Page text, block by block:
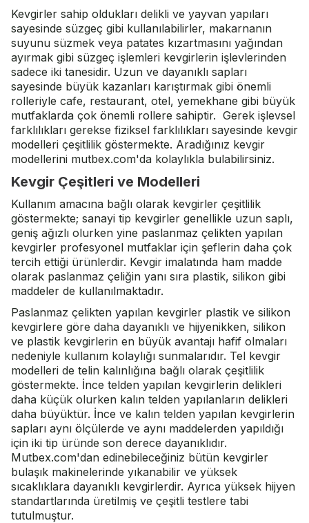
Kevgirler sahip oldukları delikli ve yayvan yapıları
sayesinde süzgeç gibi kullanılabilirler, makarnanın
suyunu süzmek veya patates kızartmasını yağından
ayırmak gibi süzgeç işlemleri kevgirlerin işlevlerinden
sadece iki tanesidir. Uzun ve dayanıklı sapları
sayesinde büyük kazanları karıştırmak gibi önemli
rolleriyle cafe, restaurant, otel, yemekhane gibi büyük
mutfaklarda çok önemli rollere sahiptir. Gerek işlevsel
farklılıkları gerekse fiziksel farklılıkları sayesinde kevgir
modelleri çeşitlilik göstermekte. Aradığınız kevgir
modellerini mutbex.com'da kolaylıkla bulabilirsiniz.
Kevgir Çeşitleri ve Modelleri
Kullanım amacına bağlı olarak kevgirler çeşitlilik
göstermekte; sanayi tip kevgirler genellikle uzun saplı,
geniş ağızlı olurken yine paslanmaz çelikten yapılan
kevgirler profesyonel mutfaklar için şeflerin daha çok
tercih ettiği ürünlerdir. Kevgir imalatında ham madde
olarak paslanmaz çeliğin yanı sıra plastik, silikon gibi
maddeler de kullanılmaktadır.
Paslanmaz çelikten yapılan kevgirler plastik ve silikon
kevgirlere göre daha dayanıklı ve hijyenikken, silikon
ve plastik kevgirlerin en büyük avantajı hafif olmaları
nedeniyle kullanım kolaylığı sunmalarıdır. Tel kevgir
modelleri de telin kalınlığına bağlı olarak çeşitlilik
göstermekte. İnce telden yapılan kevgirlerin delikleri
daha küçük olurken kalın telden yapılanların delikleri
daha büyüktür. İnce ve kalın telden yapılan kevgirlerin
sapları aynı ölçülerde ve aynı maddelerden yapıldığı
için iki tip üründe son derece dayanıklıdır.
Mutbex.com'dan edinebileceğiniz bütün kevgirler
bulaşık makinelerinde yıkanabilir ve yüksek
sıcaklıklara dayanıklı kevgirlerdir. Ayrıca yüksek hijyen
standartlarında üretilmiş ve çeşitli testlere tabi
tutulmuştur.